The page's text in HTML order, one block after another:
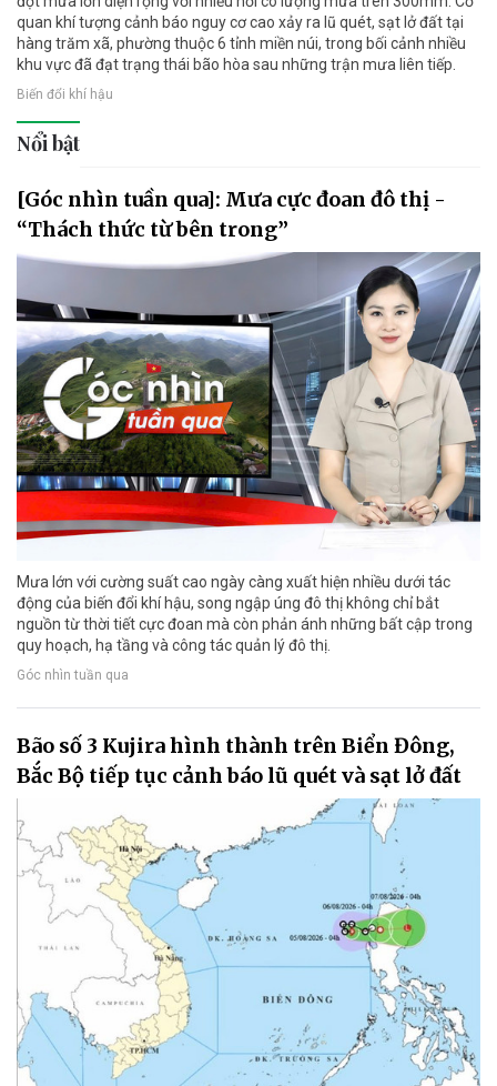
quan khí tượng cảnh báo nguy cơ cao xảy ra lũ quét, sạt lở đất tại
hàng trăm xã, phường thuộc 6 tỉnh miền núi, trong bối cảnh nhiều
khu vực đã đạt trạng thái bão hòa sau những trận mưa liên tiếp.
Biến đổi khí hậu
Nổi bật
[Góc nhìn tuần qua]: Mưa cực đoan đô thị -
“Thách thức từ bên trong”
Mưa lớn với cường suất cao ngày càng xuất hiện nhiều dưới tác
động của biến đổi khí hậu, song ngập úng đô thị không chỉ bắt
nguồn từ thời tiết cực đoan mà còn phản ánh những bất cập trong
quy hoạch, hạ tầng và công tác quản lý đô thị.
Góc nhìn tuần qua
Bão số 3 Kujira hình thành trên Biển Đông,
Bắc Bộ tiếp tục cảnh báo lũ quét và sạt lở đất